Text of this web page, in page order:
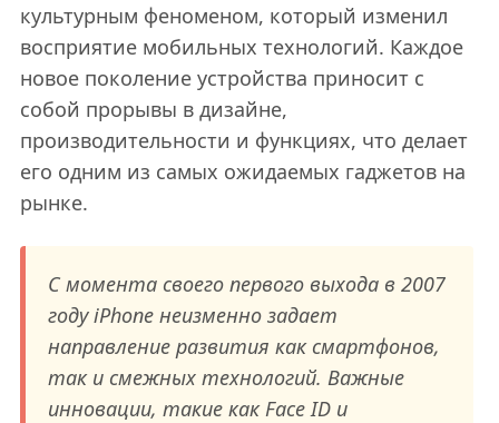
культурным феноменом, который изменил
восприятие мобильных технологий. Каждое
новое поколение устройства приносит с
собой прорывы в дизайне,
производительности и функциях, что делает
его одним из самых ожидаемых гаджетов на
рынке.
С момента своего первого выхода в 2007
году iPhone неизменно задает
направление развития как смартфонов,
так и смежных технологий. Важные
инновации, такие как Face ID и